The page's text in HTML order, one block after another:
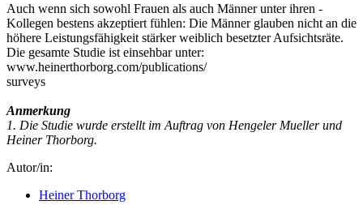
Auch wenn sich sowohl Frauen als auch Männer unter ihren ­
Kollegen bestens akzeptiert fühlen: Die Männer glauben nicht an die
höhere Leistungsfähigkeit stärker weiblich besetzter Aufsichtsräte.
Die gesamte Studie ist einsehbar unter:
www.heinerthorborg.com/publications/
surveys
Anmerkung
1. Die Studie wurde erstellt im Auftrag von Hengeler Mueller und
Heiner Thorborg.
Autor/in:
Heiner Thorborg